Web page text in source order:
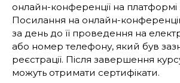
онлайн-конференції на платформі
Посилання на онлайн-
за день до її проведення на
або номер телефону, який був
реєстрації. Після завершення
можуть отримати сертифікати.